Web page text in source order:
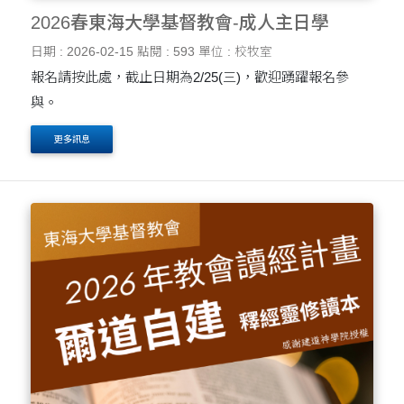
2026春東海大學基督教會-成人主日學
日期 : 2026-02-15 點閱 : 593 單位 : 校牧室
報名請按此處，截止日期為2/25(三)，歡迎踴躍報名參
更多訊息